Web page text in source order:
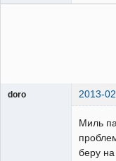
doro 2013-
Миль
беру